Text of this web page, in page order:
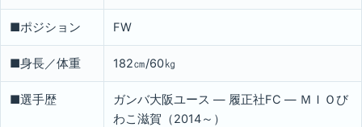
■ポジション FW
■身長／体重 182㎝/60㎏
■選手歴
ガンバ大阪ユース ― 履正社FC ― ＭＩＯび
わこ滋賀（2014～）